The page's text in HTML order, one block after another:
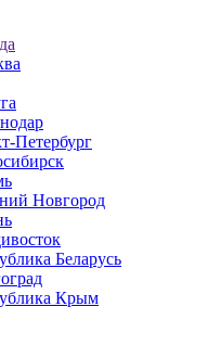
Петербург
Новгород
Беларусь
Крым